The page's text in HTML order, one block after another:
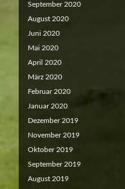
September 2020
August 2020
Juni 2020
Mai 2020
April 2020
März 2020
Februar 2020
Januar 2020
Dezember 2019
November 2019
Oktober 2019
September 2019
August 2019